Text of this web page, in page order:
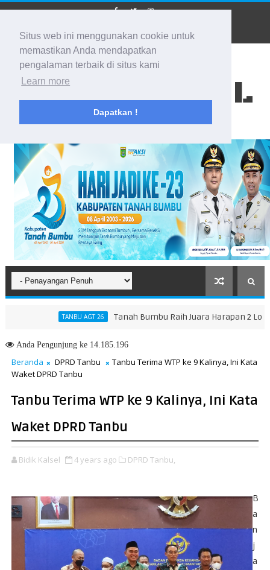
Situs web ini menggunakan cookie untuk
memastikan Anda mendapatkan
pengalaman terbaik di situs kami
Learn more
Dapatkan !
BIDIK KALSEL
Membidik Ke Segala Arah
TANBU AGT 26 Tanah Bumbu Raih Juara Harapan 2 Lomba
AndaPengunjung ke 14.185.196
Beranda DPRD Tanbu
Tanbu Terima WTP ke 9 Kalinya, Ini Kata
Waket DPRD Tanbu
Tanbu Terima WTP ke 9 Kalinya, Ini Kata
Waket DPRD Tanbu
Bidik Kalsel 4 years ago DPRD Tanbu,
B
a
n
j
a